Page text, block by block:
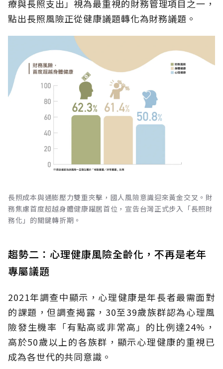
療與長照支出」視為最重視的財務管理項目之一，
點出長照風險正從健康議題轉化為財務議題。
長照成本與通膨壓力雙重夾擊，國人風險意識迎來黃金交叉。財
務焦慮首度超越身體健康躍居首位，宣告台灣正式步入「長照財
務化」的關鍵轉折期。
趨勢二：心理健康風險全齡化，不再是老年
專屬議題
2021年調查中顯示，心理健康是年長者最需面對
的課題，但調查揭露，30至39歲族群認為心理風
險發生機率「有點高或非常高」的比例達24%，
高於50歲以上的各族群，顯示心理健康的重視已
成為各世代的共同意識。